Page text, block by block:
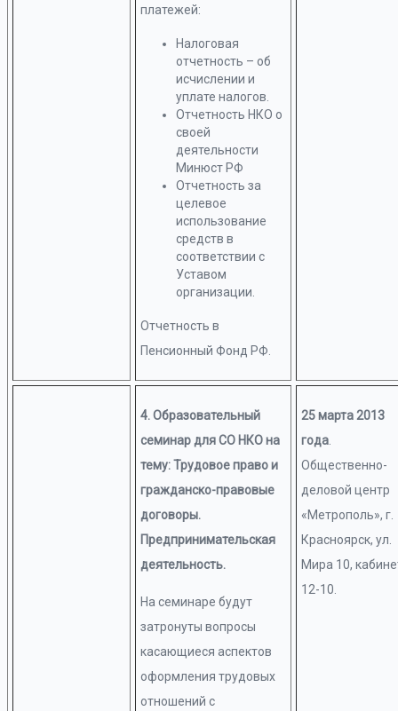
платежей:
Налоговая
отчетность – об
исчислении и
уплате налогов.
Отчетность НКО о
своей
деятельности
Минюст РФ
Отчетность за
целевое
использование
средств в
соответствии с
Уставом
организации.
Отчетность в
Пенсионный Фонд РФ.
4. Образовательный
семинар для СО НКО на
тему: Трудовое право и
гражданско-правовые
договоры.
Предпринимательская
деятельность.
На семинаре будут
затронуты вопросы
касающиеся аспектов
оформления трудовых
отношений с
25 марта 2013
года
Общественно-
деловой центр
«Метрополь», г.
Красноярск, ул.
Мира 10,
12-10.